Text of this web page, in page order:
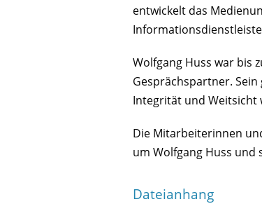
entwickelt das
Wolfgang Huss war bis
Gesprächspartner.
Integrität und Weitsicht
Die Mitarbeiterinnen
um Wolfgang Huss und
Dateianhang